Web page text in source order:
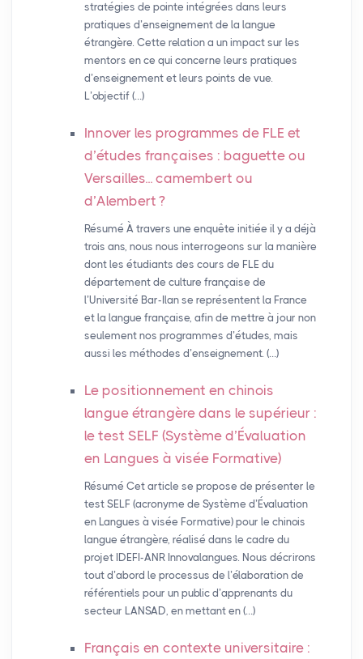
stratégies de pointe intégrées dans leurs
pratiques d’enseignement de la langue
étrangère. Cette relation a un impact sur les
mentors en ce qui concerne leurs pratiques
d’enseignement et leurs points de vue.
L’objectif (…)
Innover les programmes de FLE et
d’études françaises : baguette ou
Versailles... camembert ou
d’Alembert ?
Résumé À travers une enquête initiée il y a déjà
trois ans, nous nous interrogeons sur la manière
dont les étudiants des cours de FLE du
département de culture française de
l’Université Bar-Ilan se représentent la France
et la langue française, afin de mettre à jour non
seulement nos programmes d’études, mais
aussi les méthodes d’enseignement. (…)
Le positionnement en chinois
langue étrangère dans le supérieur :
le test SELF (Système d’Évaluation
en Langues à visée Formative)
Résumé Cet article se propose de présenter le
test SELF (acronyme de Système d’Évaluation
en Langues à visée Formative) pour le chinois
langue étrangère, réalisé dans le cadre du
projet IDEFI-ANR Innovalangues. Nous décrirons
tout d’abord le processus de l’élaboration de
référentiels pour un public d’apprenants du
secteur LANSAD, en mettant en (…)
Français en contexte universitaire :